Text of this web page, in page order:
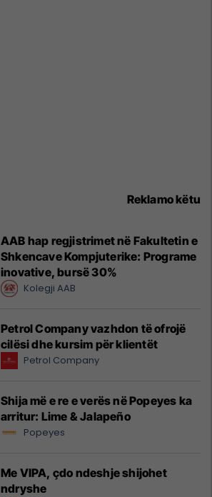
Reklamo këtu
AAB hap regjistrimet në Fakultetin e
Shkencave Kompjuterike: Programe
inovative, bursë 30%
Kolegji AAB
Petrol Company vazhdon të ofrojë
cilësi dhe kursim për klientët
Petrol Company
Shija më e re e verës në Popeyes ka
arritur: Lime & Jalapeño
Popeyes
Me VIPA, çdo ndeshje shijohet
ndryshe